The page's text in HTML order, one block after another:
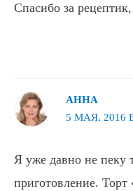
Спасибо за
АННА
5 МАЯ, 2016
Я уже давно не пеку
приготовление.